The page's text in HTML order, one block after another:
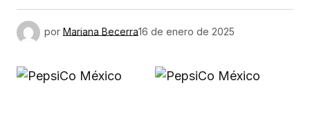
por Mariana Becerra16 de enero de 2025